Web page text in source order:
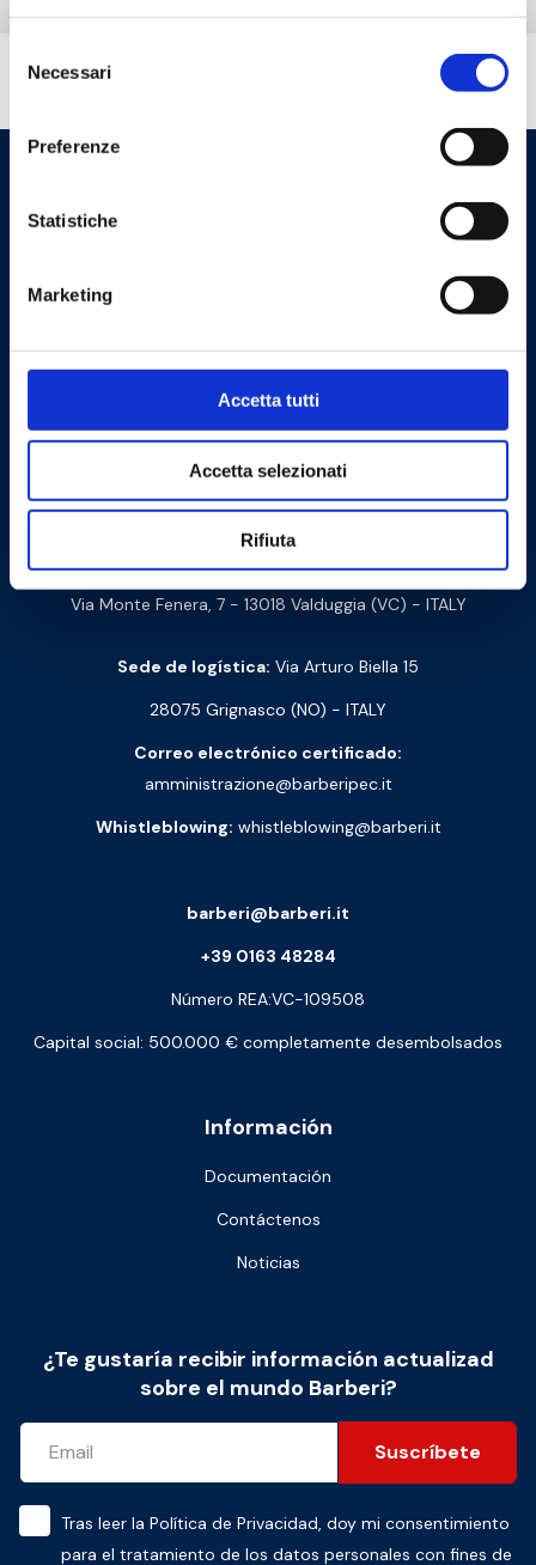
delNecessari
Preferenze
Statistiche
Marketing
Accetta tutti
Accetta selezionati
Rifiuta
Contáctanos
Barberi Rubinetterie Industriali S.r.l. a socio unico
Via Monte Fenera, 7 - 13018 Valduggia (VC) - ITALY
Sede de logística: Via Arturo Biella 15
28075 Grignasco (NO) - ITALY
Correo electrónico certificado:
amministrazione@barberipec.it
Whistleblowing: whistleblowing@barberi.it
Información
Documentación
Contáctenos
Noticias
barberi@barberi.it
+39 0163 48284
Número REA:VC-109508
Capital social: 500.000 € completamente desembolsados
¿Te gustaría recibir información actualizad
sobre el mundo Barberi?
Suscríbete
Tras leer la Política de Privacidad, doy mi consentimiento
para el tratamiento de los datos personales con fines de